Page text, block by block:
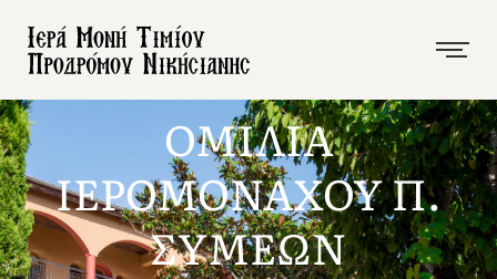
ΟΜΙΛΙΑ
ΙΕΡΟΜΟΝΑΧΟΥ Π.
ΣΥΜΕΩΝ